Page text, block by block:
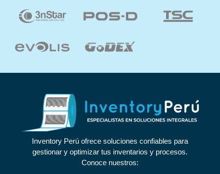
Inventory Perú ofrece soluciones confiables para
gestionar y optimizar tus inventarios y procesos.
Conoce nuestros: